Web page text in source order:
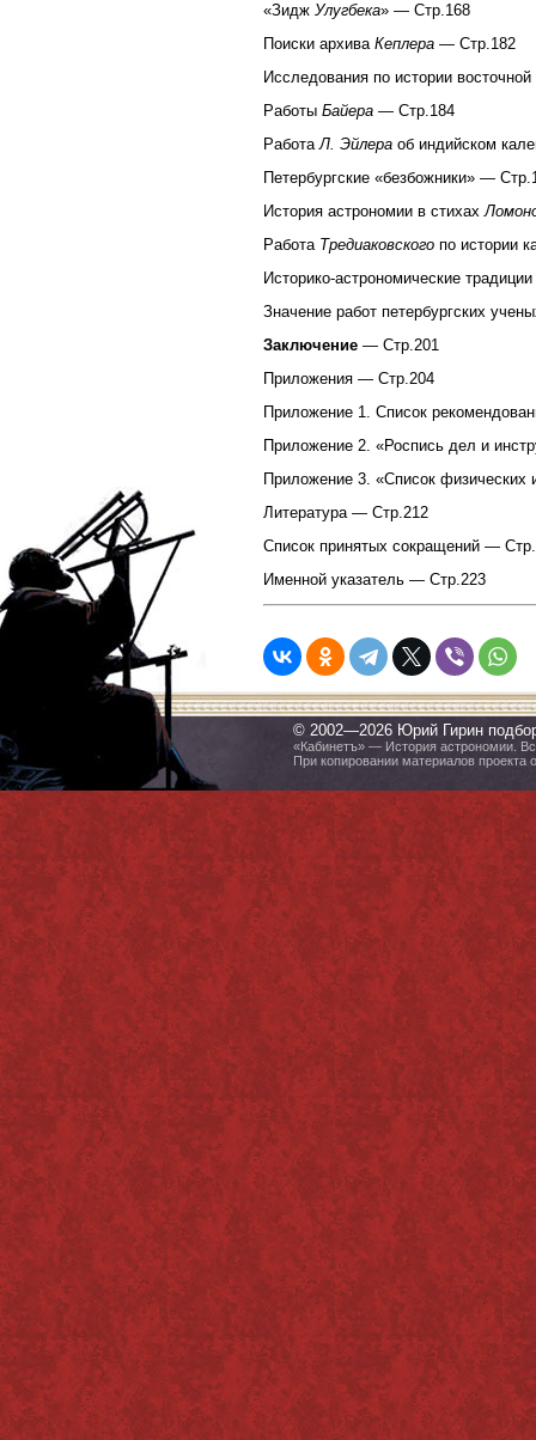
«Зидж Улугбека» — Стр.168
Поиски архива Кеплера — Стр.182
Исследования по истории
Работы Байера — Стр.184
РаботаЛ. Эйлера об индийском
Петербургские «безбожники» —
История астрономии в стихах
Работа Тредиаковского по истории
Историко-астрономические
Значение работ петербургских
Заключение — Стр.201
Приложения — Стр.204
Приложение 1. Список
Приложение 2. «Роспись дел и
Приложение 3. «Список физических
Литература — Стр.212
Список принятых сокращений —
Именной указатель — Стр.223
© 2002—2026 Юрий Гирин
«Кабинетъ» — История астрономии.
При копировании материалов проекта